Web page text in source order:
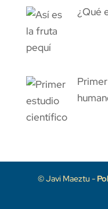
¿Qué
© Javi Maeztu -